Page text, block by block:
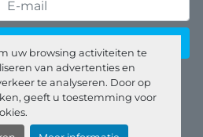
uw browsing activiteiten te
van advertenties en
te analyseren. Door op
geeft u toestemming voor
door